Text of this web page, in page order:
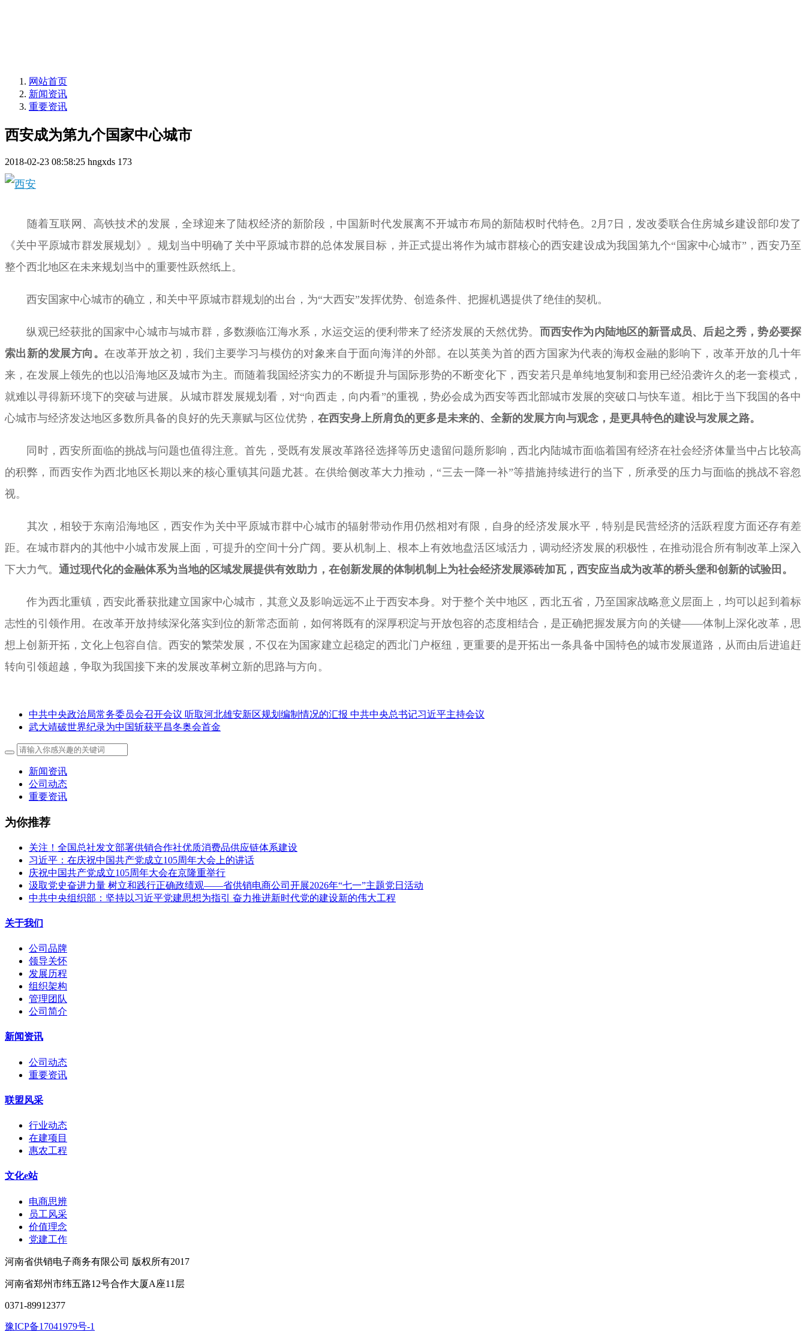
网站首页
新闻资讯
重要资讯
西安成为第九个国家中心城市
2018-02-23 08:58:25 hngxds 173
随着互联网、高铁技术的发展，全球迎来了陆权经济的新阶段，中国新时代发展离不开城市布局的新陆权时代特色。2月7日，发改委联合住房城乡建设部印发了
《关中平原城市群发展规划》。规划当中明确了关中平原城市群的总体发展目标，并正式提出将作为城市群核心的西安建设成为我国第九个“国家中心城市”，西安乃至
整个西北地区在未来规划当中的重要性跃然纸上。
西安国家中心城市的确立，和关中平原城市群规划的出台，为“大西安”发挥优势、创造条件、把握机遇提供了绝佳的契机。
纵观已经获批的国家中心城市与城市群，多数濒临江海水系，水运交运的便利带来了经济发展的天然优势。 而西安作为内陆地区的新晋成员、后起之秀，势必要探
索出新的发展方向。在改革开放之初，我们主要学习与模仿的对象来自于面向海洋的外部。在以英美为首的西方国家为代表的海权金融的影响下，改革开放的几十年
来，在发展上领先的也以沿海地区及城市为主。而随着我国经济实力的不断提升与国际形势的不断变化下，西安若只是单纯地复制和套用已经沿袭许久的老一套模式，
就难以寻得新环境下的突破与进展。从城市群发展规划看，对“向西走，向内看”的重视，势必会成为西安等西北部城市发展的突破口与快车道。相比于当下我国的各中
心城市与经济发达地区多数所具备的良好的先天禀赋与区位优势， 在西安身上所肩负的更多是未来的、全新的发展方向与观念，是更具特色的建设与发展之路。
同时，西安所面临的挑战与问题也值得注意。首先，受既有发展改革路径选择等历史遗留问题所影响，西北内陆城市面临着国有经济在社会经济体量当中占比较高
的积弊，而西安作为西北地区长期以来的核心重镇其问题尤甚。在供给侧改革大力推动，“三去一降一补”等措施持续进行的当下，所承受的压力与面临的挑战不容忽
视。
其次，相较于东南沿海地区，西安作为关中平原城市群中心城市的辐射带动作用仍然相对有限，自身的经济发展水平，特别是民营经济的活跃程度方面还存有差
距。在城市群内的其他中小城市发展上面，可提升的空间十分广阔。要从机制上、根本上有效地盘活区域活力，调动经济发展的积极性，在推动混合所有制改革上深入
下大力气。 通过现代化的金融体系为当地的区域发展提供有效助力，在创新发展的体制机制上为社会经济发展添砖加瓦，西安应当成为改革的桥头堡和创新的试验田。
作为西北重镇，西安此番获批建立国家中心城市，其意义及影响远远不止于西安本身。对于整个关中地区，西北五省，乃至国家战略意义层面上，均可以起到着标
志性的引领作用。在改革开放持续深化落实到位的新常态面前，如何将既有的深厚积淀与开放包容的态度相结合，是正确把握发展方向的关键——体制上深化改革，思
想上创新开拓，文化上包容自信。西安的繁荣发展，不仅在为国家建立起稳定的西北门户枢纽，更重要的是开拓出一条具备中国特色的城市发展道路，从而由后进追赶
转向引领超越，争取为我国接下来的发展改革树立新的思路与方向。
中共中央政治局常务委员会召开会议 听取河北雄安新区规划编制情况的汇报 中共中央总书记习近平主持会议
武大靖破世界纪录为中国斩获平昌冬奥会首金
新闻资讯
公司动态
重要资讯
为你推荐
关注！全国总社发文部署供销合作社优质消费品供应链体系建设
习近平：在庆祝中国共产党成立105周年大会上的讲话
庆祝中国共产党成立105周年大会在京隆重举行
汲取党史奋进力量 树立和践行正确政绩观——省供销电商公司开展2026年“七一”主题党日活动
中共中央组织部：坚持以习近平党建思想为指引 奋力推进新时代党的建设新的伟大工程
关于我们
公司品牌
领导关怀
发展历程
组织架构
管理团队
公司简介
新闻资讯
公司动态
重要资讯
联盟风采
行业动态
在建项目
惠农工程
文化e站
电商思辨
员工风采
价值理念
党建工作
河南省供销电子商务有限公司 版权所有2017
河南省郑州市纬五路12号合作大厦A座11层
0371-89912377
豫ICP备17041979号-1